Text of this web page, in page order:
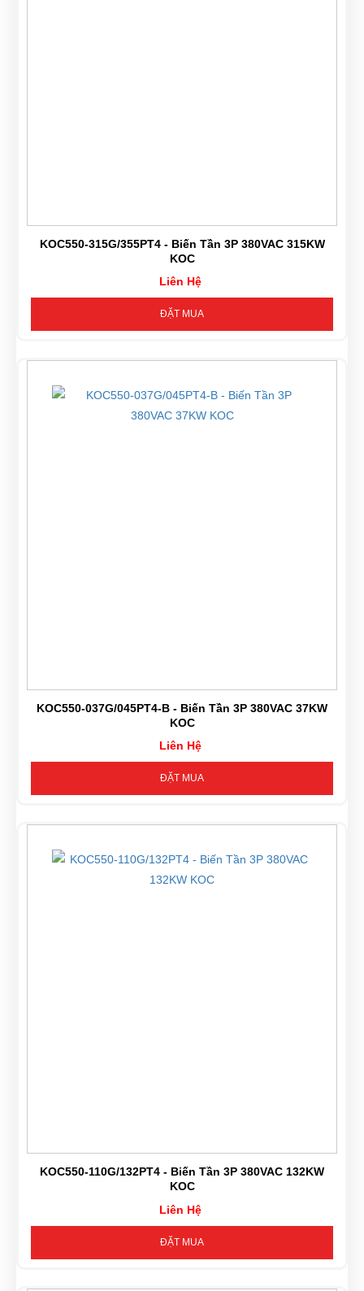
KOC550-315G/355PT4 - Biến Tần 3P 380VAC 315KW
KOC
Liên Hệ
ĐẶT MUA
KOC550-037G/045PT4-B - Biến Tần 3P 380VAC 37KW
KOC
Liên Hệ
ĐẶT MUA
KOC550-110G/132PT4 - Biến Tần 3P 380VAC 132KW
KOC
Liên Hệ
ĐẶT MUA